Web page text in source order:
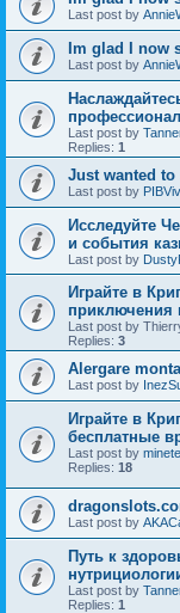
Last post by
Im glad I now
Last post by
Last post by
Replies: 1
Just wanted to
Last post by
Исследуйте
и события
Last post by
Играйте в
приключения
Last post by
Replies: 3
Alergare
Last post by
Играйте в
бесплатные
Last post by
Replies: 18
Last post by
Путь к
Last post by
Replies: 1